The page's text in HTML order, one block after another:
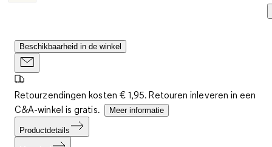
Beschikbaarheid in de winkel
Retourzendingen kosten € 1,95. Retouren inleveren in een
C&A-winkel is gratis.
Meer informatie
Productdetails